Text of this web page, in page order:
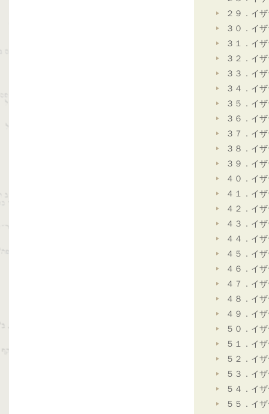
２９．イ
３０．イ
３１．イ
３２．イ
３３．イ
３４．イ
３５．イ
３６．イ
３７．イ
３８．イ
３９．イ
４０．イ
４１．イ
４２．イ
４３．イ
４４．イ
４５．イ
４６．イ
４７．イ
４８．イ
４９．イ
５０．イ
５１．イ
５２．イ
５３．イ
５４．イ
５５．イ